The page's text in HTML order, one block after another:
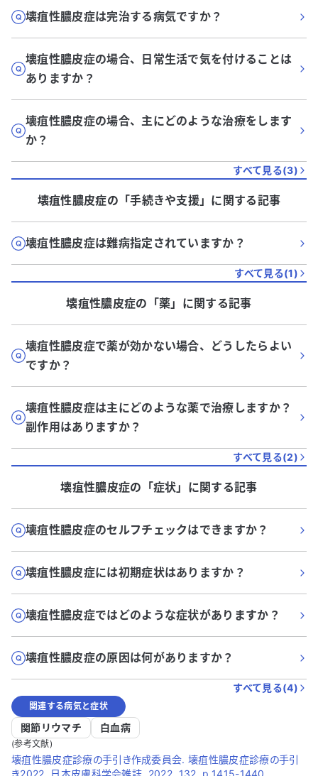
壊疽性膿皮症は完治する病気ですか？
壊疽性膿皮症の場合、日常生活で気を付けることは
ありますか？
壊疽性膿皮症の場合、主にどのような治療をします
か？
すべて見る(3)
壊疽性膿皮症の「手続きや支援」に関する記事
壊疽性膿皮症は難病指定されていますか？
すべて見る(1)
壊疽性膿皮症の「薬」に関する記事
壊疽性膿皮症で薬が効かない場合、どうしたらよい
ですか？
壊疽性膿皮症は主にどのような薬で治療しますか？
副作用はありますか？
すべて見る(2)
壊疽性膿皮症の「症状」に関する記事
壊疽性膿皮症のセルフチェックはできますか？
壊疽性膿皮症には初期症状はありますか？
壊疽性膿皮症ではどのような症状がありますか？
壊疽性膿皮症の原因は何がありますか？
すべて見る(4)
関連する病気と症状
関節リウマチ 白血病
(参考文献)
壊疽性膿皮症診療の手引き作成委員会. 壊疽性膿皮症診療の手引
き2022. 日本皮膚科学会雑誌. 2022, 132, p.1415-1440.